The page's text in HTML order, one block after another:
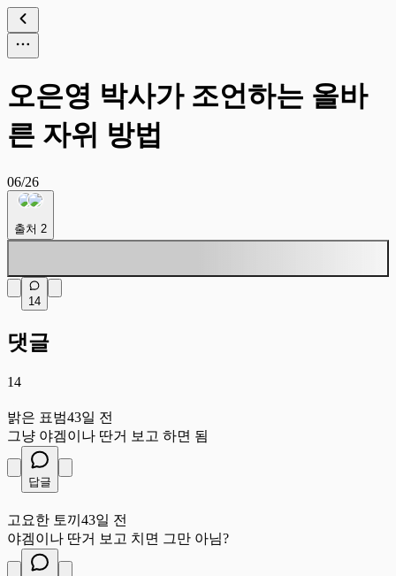
오은영 박사가 조언하는 올바
른 자위 방법
06/26
출처 2
14
댓글
14
밝은 표범43일 전
그냥 야겜이나 딴거 보고 하면 됨
답글
고요한 토끼 43일 전
야겜이나 딴거 보고 치면 그만 아님?